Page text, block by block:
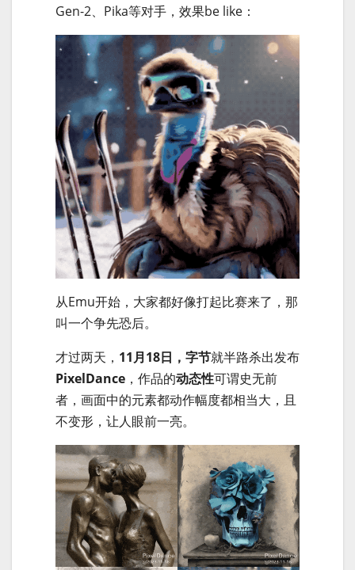
Gen-2、Pika等对手，效果be like：
从Emu开始，大家都好像打起比赛来了，那
叫一个争先恐后。
才过两天， 11月18日，字节就半路杀出发布
PixelDance ，作品的动态性可谓史无前
者，画面中的元素都动作幅度都相当大，且
不变形，让人眼前一亮。